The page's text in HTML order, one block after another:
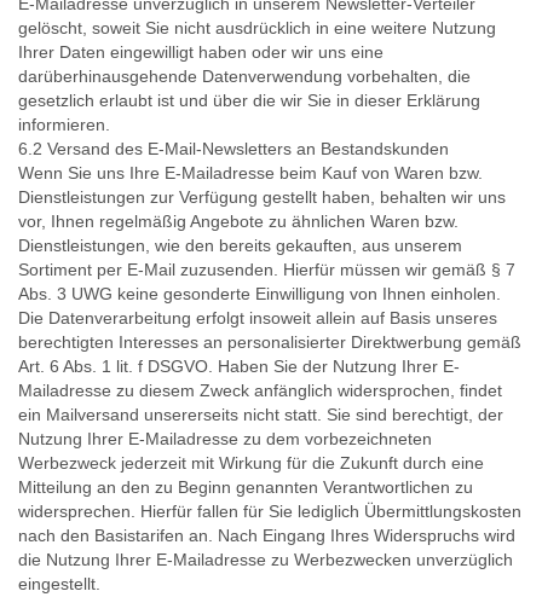
gelöscht, soweit Sie nicht ausdrücklich in eine weitere Nutzung
Ihrer Daten eingewilligt haben oder wir uns eine
darüberhinausgehende Datenverwendung vorbehalten, die
gesetzlich erlaubt ist und über die wir Sie in dieser Erklärung
informieren.
6.2 Versand des E-Mail-Newsletters an Bestandskunden
Wenn Sie uns Ihre E-Mailadresse beim Kauf von Waren bzw.
Dienstleistungen zur Verfügung gestellt haben, behalten wir uns
vor, Ihnen regelmäßig Angebote zu ähnlichen Waren bzw.
Dienstleistungen, wie den bereits gekauften, aus unserem
Sortiment per E-Mail zuzusenden. Hierfür müssen wir gemäß § 7
Abs. 3 UWG keine gesonderte Einwilligung von Ihnen einholen.
Die Datenverarbeitung erfolgt insoweit allein auf Basis unseres
berechtigten Interesses an personalisierter Direktwerbung gemäß
Art. 6 Abs. 1 lit. f DSGVO. Haben Sie der Nutzung Ihrer E-
Mailadresse zu diesem Zweck anfänglich widersprochen, findet
ein Mailversand unsererseits nicht statt. Sie sind berechtigt, der
Nutzung Ihrer E-Mailadresse zu dem vorbezeichneten
Werbezweck jederzeit mit Wirkung für die Zukunft durch eine
Mitteilung an den zu Beginn genannten Verantwortlichen zu
widersprechen. Hierfür fallen für Sie lediglich Übermittlungskosten
nach den Basistarifen an. Nach Eingang Ihres Widerspruchs wird
die Nutzung Ihrer E-Mailadresse zu Werbezwecken unverzüglich
eingestellt.